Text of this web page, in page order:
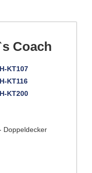
Coach
KT107
KT116
KT200